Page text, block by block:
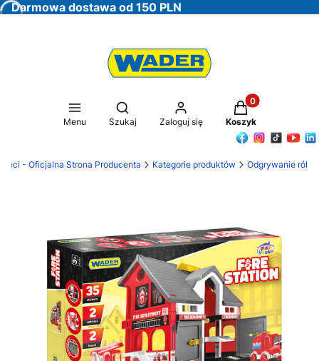
Darmowa dostawa od 150 PLN
Menu
Otwórz wyszukiwarkę
Szukaj Zaloguj się
Produkty w
Koszyk
- Oficjalna Strona Producenta Kategorie produktów Odgrywanie ról